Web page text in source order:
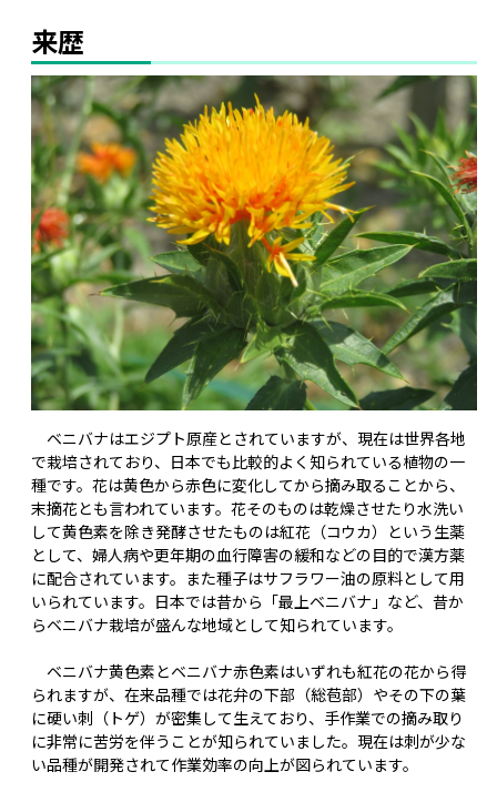
来歴
ベニバナはエジプト原産とされていますが、現在は世界各地
で栽培されており、日本でも比較的よく知られている植物の一
種です。花は黄色から赤色に変化してから摘み取ることから、
末摘花とも言われています。花そのものは乾燥させたり水洗い
して黄色素を除き発酵させたものは紅花（コウカ）という生薬
として、婦人病や更年期の血行障害の緩和などの目的で漢方薬
に配合されています。また種子はサフラワー油の原料として用
いられています。日本では昔から「最上ベニバナ」など、昔か
らベニバナ栽培が盛んな地域として知られています。
ベニバナ黄色素とベニバナ赤色素はいずれも紅花の花から得
られますが、在来品種では花弁の下部（総苞部）やその下の葉
に硬い刺（トゲ）が密集して生えており、手作業での摘み取り
に非常に苦労を伴うことが知られていました。現在は刺が少な
い品種が開発されて作業効率の向上が図られています。